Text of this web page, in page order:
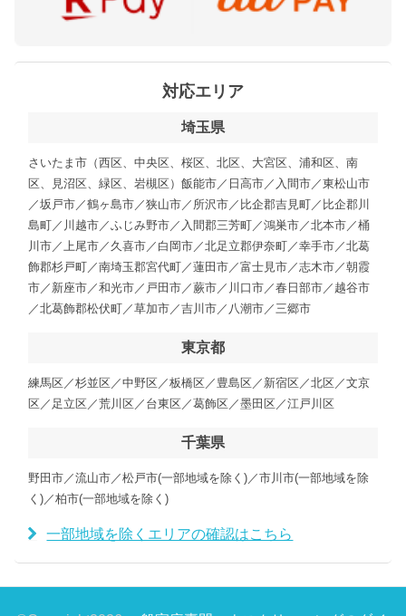
対応エリア
埼玉県
さいたま市（西区、中央区、桜区、北区、大宮区、浦和区、南
区、見沼区、緑区、岩槻区）飯能市／日高市／入間市／東松山市
／坂戸市／鶴ヶ島市／狭山市／所沢市／比企郡吉見町／比企郡川
島町／川越市／ふじみ野市／入間郡三芳町／鴻巣市／北本市／桶
川市／上尾市／久喜市／白岡市／北足立郡伊奈町／幸手市／北葛
飾郡杉戸町／南埼玉郡宮代町／蓮田市／富士見市／志木市／朝霞
市／新座市／和光市／戸田市／蕨市／川口市／春日部市／越谷市
／北葛飾郡松伏町／草加市／吉川市／八潮市／三郷市
東京都
練馬区／杉並区／中野区／板橋区／豊島区／新宿区／北区／文京
区／足立区／荒川区／台東区／葛飾区／墨田区／江戸川区
千葉県
野田市／流山市／松戸市(一部地域を除く)／市川市(一部地域を除
く)／柏市(一部地域を除く)
一部地域を除くエリアの確認はこちら